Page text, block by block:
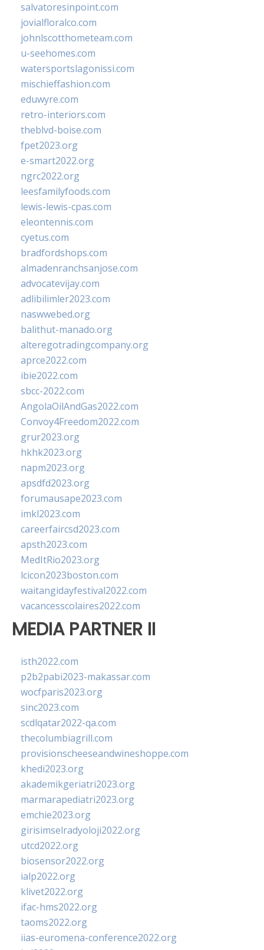
salvatoresinpoint.com
jovialfloralco.com
johnlscotthometeam.com
u-seehomes.com
watersportslagonissi.com
mischieffashion.com
eduwyre.com
retro-interiors.com
theblvd-boise.com
fpet2023.org
e-smart2022.org
ngrc2022.org
leesfamilyfoods.com
lewis-lewis-cpas.com
eleontennis.com
cyetus.com
bradfordshops.com
almadenranchsanjose.com
advocatevijay.com
adlibilimler2023.com
naswwebed.org
balithut-manado.org
alteregotradingcompany.org
aprce2022.com
ibie2022.com
sbcc-2022.com
AngolaOilAndGas2022.com
Convoy4Freedom2022.com
grur2023.org
hkhk2023.org
napm2023.org
apsdfd2023.org
forumausape2023.com
imkl2023.com
careerfaircsd2023.com
apsth2023.com
MedItRio2023.org
lcicon2023boston.com
waitangidayfestival2022.com
vacancesscolaires2022.com
MEDIA PARTNER II
isth2022.com
p2b2pabi2023-makassar.com
wocfparis2023.org
sinc2023.com
scdlqatar2022-qa.com
thecolumbiagrill.com
provisionscheeseandwineshoppe.com
khedi2023.org
akademikgeriatri2023.org
marmarapediatri2023.org
emchie2023.org
girisimselradyoloji2022.org
utcd2022.org
biosensor2022.org
ialp2022.org
klivet2022.org
ifac-hms2022.org
taoms2022.org
iias-euromena-conference2022.org